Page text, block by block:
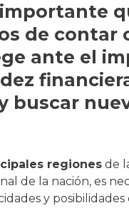
de contar
ante el
buscar
regiones de
de la nación, es
y